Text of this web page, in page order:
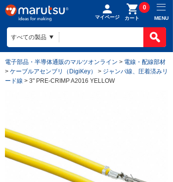
マイページ カート
0
MENU
電子部品・半導体通販のマルツオンライン > 電線・配線部材
> ケーブルアセンブリ（DigiKey） > ジャンパ線、圧着済みリ
ード線 > 3" PRE-CRIMP A2016 YELLOW